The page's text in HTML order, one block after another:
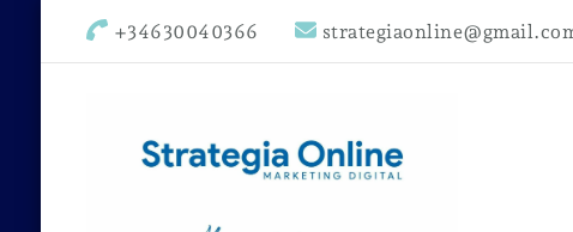
+34630040366